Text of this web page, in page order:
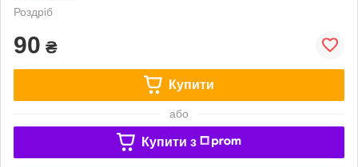
Роздріб
90 ₴
Купити
або
Купити з